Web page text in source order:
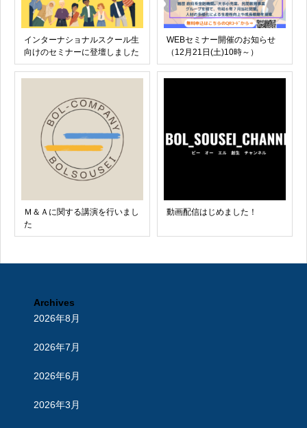
インターナショナルスクール生
向けのセミナーに登壇しました
WEBセミナー開催のお知らせ
（12月21日(土)10時～）
Ｍ＆Ａに関する講演を行いまし
た
動画配信はじめました！
Archives
2026年8月
2026年7月
2026年6月
2026年3月